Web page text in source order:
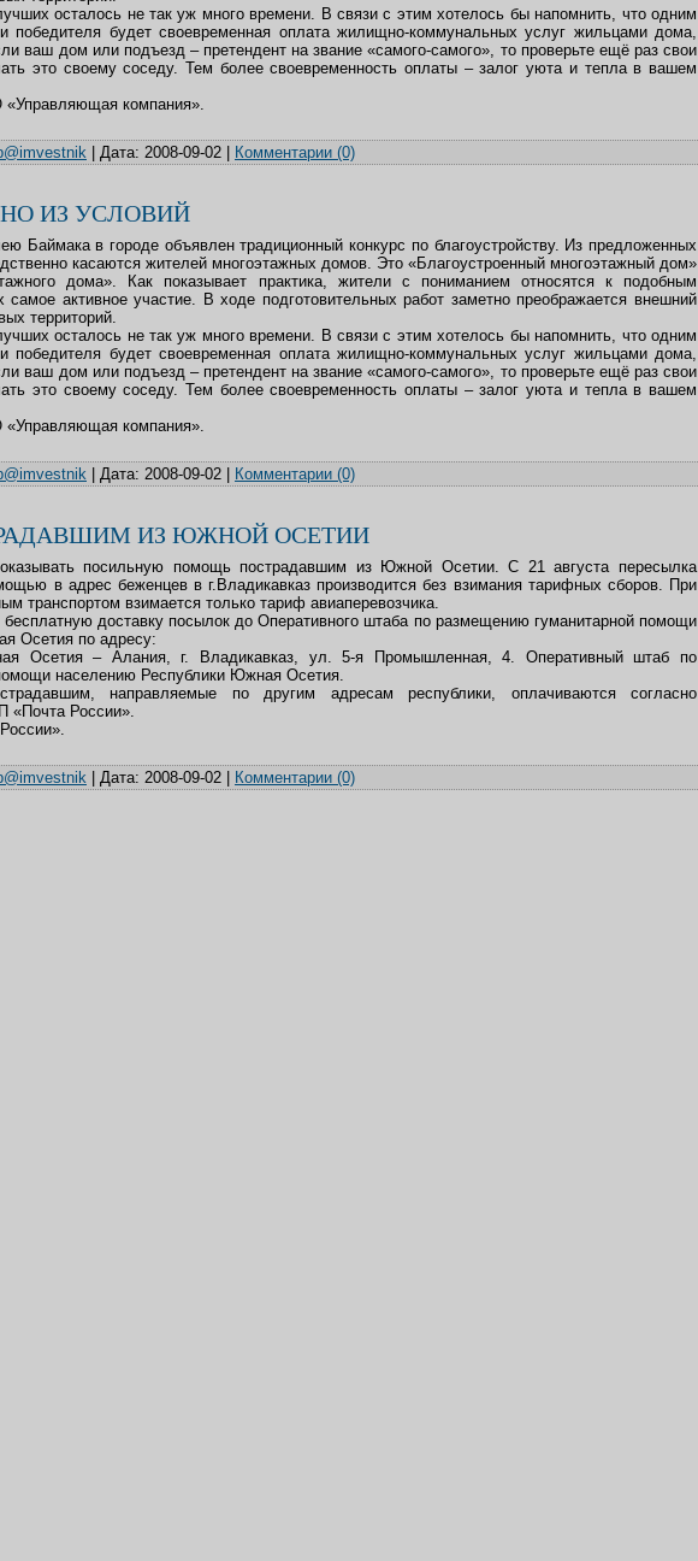
осталось не так уж много времени. В связи с этим хотелось бы напомнить, что одним
победителя будет своевременная оплата жилищно-коммунальных услуг жильцами дома,
ваш дом или подъезд – претендент на звание «самого-самого», то проверьте ещё раз свои
это своему соседу. Тем более своевременность оплаты – залог уюта и тепла в вашем
компания».
Дата: 2008-09-02 Комментарии (0)
ИЗ УСЛОВИЙ
Баймака в городе объявлен традиционный конкурс по благоустройству. Из предложенных
касаются жителей многоэтажных домов. Это «Благоустроенный многоэтажный дом»
дома». Как показывает практика, жители с пониманием относятся к подобным
активное участие. В ходе подготовительных работ заметно преображается внешний
территорий.
осталось не так уж много времени. В связи с этим хотелось бы напомнить, что одним
победителя будет своевременная оплата жилищно-коммунальных услуг жильцами дома,
ваш дом или подъезд – претендент на звание «самого-самого», то проверьте ещё раз свои
это своему соседу. Тем более своевременность оплаты – залог уюта и тепла в вашем
компания».
Дата: 2008-09-02 Комментарии (0)
ИЗ ЮЖНОЙ ОСЕТИИ
посильную помощь пострадавшим из Южной Осетии. С 21 августа пересылка
в адрес беженцев в г.Владикавказ производится без взимания тарифных сборов. При
транспортом взимается только тариф авиаперевозчика.
доставку посылок до Оперативного штаба по размещению гуманитарной помощи
Осетия по адресу:
Осетия – Алания, г. Владикавказ, ул. 5-я Промышленная, 4. Оперативный штаб по
населению Республики Южная Осетия.
направляемые по другим адресам республики, оплачиваются согласно
России».
Дата: 2008-09-02 Комментарии (0)